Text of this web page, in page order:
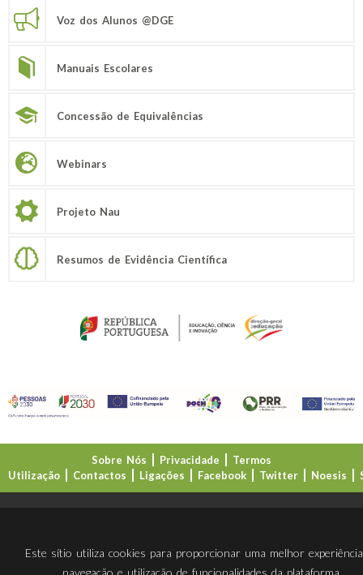
Voz dos Alunos @DGE
Manuais Escolares
Concessão de Equivalências
Webinars
Projeto Nau
Resumos de Evidência Científica
Sobre Nós Privacidade
Termos
Utilização
Contactos Ligações Facebook Twitter Noesis
Este sítio utiliza cookies para proporcionar uma melhor
navegação e utilização de funcionalidades da plataforma.